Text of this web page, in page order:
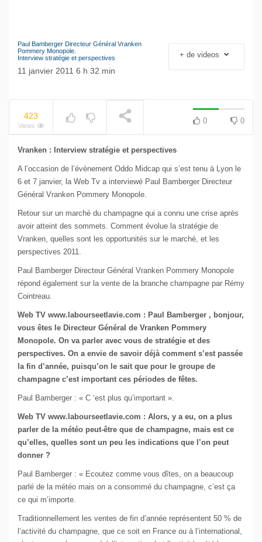
Le séisme industriel
Paul Bamberger Directeur Général Vranken
Pommery Monopole.
Interview stratégie et perspectives
11 janvier 2011 6 h 32 min
+ de videos
423
Views
0 0
Vranken : Interview stratégie et perspectives
A l’occasion de l’évènement Oddo Midcap qui s’est tenu à Lyon le
6 et 7 janvier, la Web Tv a interviewé Paul Bamberger Directeur
Général Vranken Pommery Monopole.
Retour sur un marché du champagne qui a connu une crise après
avoir atteint des sommets. Comment évolue la stratégie de
Vranken, quelles sont les opportunités sur le marché, et les
perspectives 2011.
Paul Bamberger Directeur Général Vranken Pommery Monopole
répond également sur la vente de la branche champagne par Rémy
Cointreau.
Web TV www.labourseetlavie.com : Paul Bamberger , bonjour,
vous êtes le Directeur Général de Vranken Pommery
Monopole. On va parler avec vous de stratégie et des
perspectives. On a envie de savoir déjà comment s’est passée
la fin d’année, puisqu’on le sait que pour le groupe de
champagne c’est important ces périodes de fêtes.
Paul Bamberger : « C ‘est plus qu’important ».
Web TV www.labourseetlavie.com : Alors, y a eu, on a plus
parler de la météo peut-être que de champagne, mais est ce
qu’elles, quelles sont un peu les indications que l’on peut
donner ?
Paul Bamberger : « Ecoutez comme vous dîtes, on a beaucoup
parlé de la météo mais on a consommé du champagne, c’est ça
ce qui m’importe.
Traditionnellement les ventes de fin d’année représentent 50 % de
l’activité du champagne, que ce soit en France ou à l’international,